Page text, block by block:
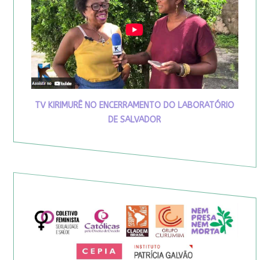
TV KIRIMURÊ NO ENCERRAMENTO DO LABORATÓRIO
DE SALVADOR